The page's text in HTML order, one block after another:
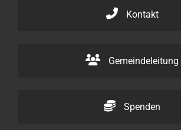
Kontakt
Gemeindeleitung
Spenden